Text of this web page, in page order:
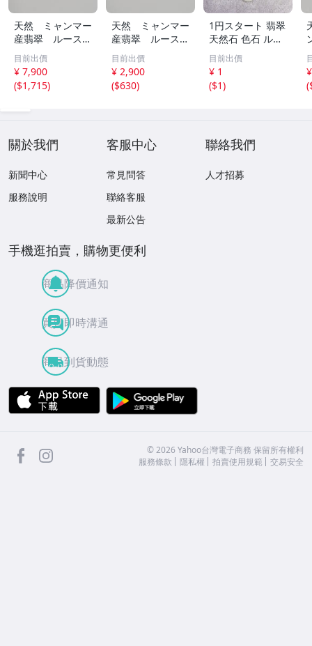
天然 ミャンマー
産翡翠 ルース
瓜 氷のように透
き通る 17ｘ8.5
ｘ2.4ｍｍ 3.5ct
と 17.6ｘ11
目前出價
¥ 7,900
($1,715)
天然 ミャンマー
産翡翠 ルース
18ｘ12.8ｍ
ｍ 40.5ct と
18.4ｘ13.3ｍｍ
43ct 注意事項
目前出價
¥ 2,900
($630)
1円スタート 翡翠
天然石 色石 ルー
ス まとめ 大量 ジ
ュエリー 宝石 総
重量約49.0g ヒス
イ HE0806ろ
目前出價
¥ 1
($1)
(
關於我們
新聞中心
服務說明
客服中心
常見問答
聯絡客服
最新公告
聯絡我們
人才招募
手機逛拍賣，購物更便利
商品降價通知
買賣即時溝通
商品到貨動態
APP Store
facebook ©2026 Yahoo台灣電子商務 保留所有權利
服務條款
隱私權 拍賣使用規範 交易安全